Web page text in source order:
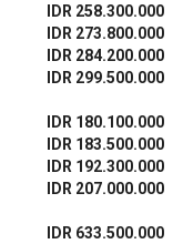
IDR 258.300.000
IDR 273.800.000
IDR 284.200.000
IDR 299.500.000
IDR 180.100.000
IDR 183.500.000
IDR 192.300.000
IDR 207.000.000
IDR 633.500.000